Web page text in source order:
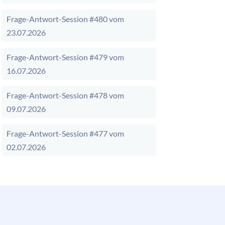
Frage-Antwort-Session #480 vom
23.07.2026
Frage-Antwort-Session #479 vom
16.07.2026
Frage-Antwort-Session #478 vom
09.07.2026
Frage-Antwort-Session #477 vom
02.07.2026